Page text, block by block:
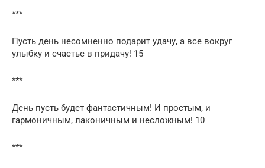
***
Пусть день несомненно подарит удачу, а все вокруг
улыбку и счастье в придачу! 15
***
День пусть будет фантастичным! И простым, и
гармоничным, лаконичным и несложным! 10
***